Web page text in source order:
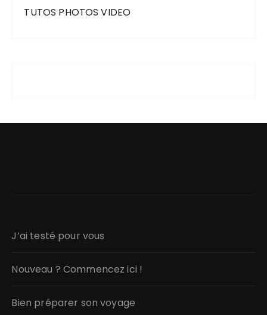
TUTOS PHOTOS VIDEO
J’ai testé pour vous
Nouveau ? Commencez ici !
Bien préparer son voyage